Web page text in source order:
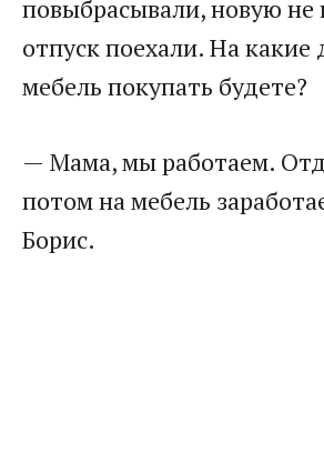
повыбрасывали, новую не
отпуск поехали. На какие
мебель покупать будете?
— Мама, мы работаем.
потом на мебель
Борис.